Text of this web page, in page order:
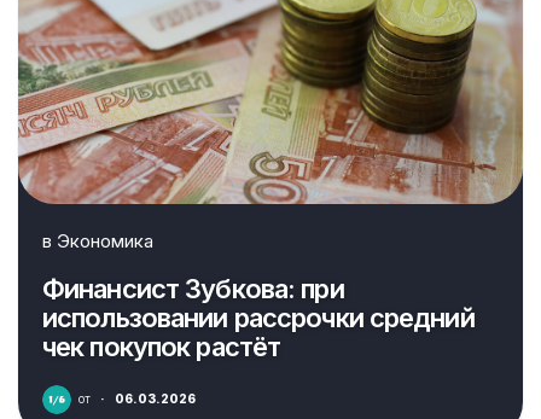
в Экономика
Финансист Зубкова: при
использовании рассрочки средний
чек покупок растёт
от · 06.03.2026